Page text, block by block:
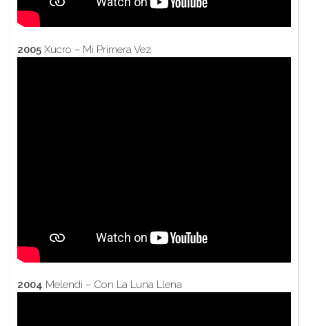
2005 Xucro – Mi Primera Vez
2004 Melendi – Con La Luna Llena